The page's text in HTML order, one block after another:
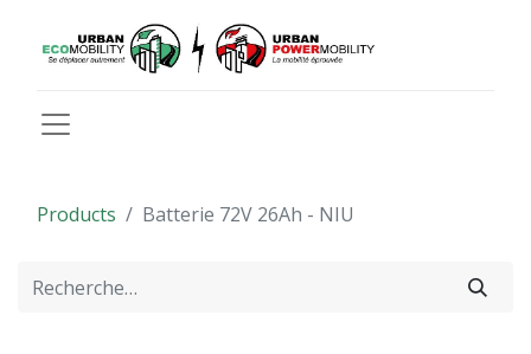
Products Batterie 72V 26Ah - NIU